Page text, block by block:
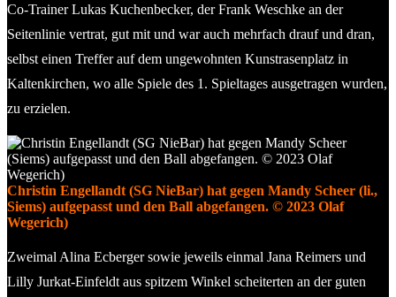
Co-Trainer Lukas Kuchenbecker, der Frank Weschke an der
Seitenlinie vertrat, gut mit und war auch mehrfach drauf und dran,
selbst einen Treffer auf dem ungewohnten Kunstrasenplatz in
Kaltenkirchen, wo alle Spiele des 1. Spieltages ausgetragen wurden,
zu erzielen.
Christin Engellandt (SG NieBar) hat gegen Mandy Scheer (li.,
Siems) aufgepasst und den Ball abgefangen. © 2023 Olaf
Wegerich)
Zweimal Alina Ecberger sowie jeweils einmal Jana Reimers und
Lilly Jurkat-Einfeldt aus spitzem Winkel scheiterten an der guten